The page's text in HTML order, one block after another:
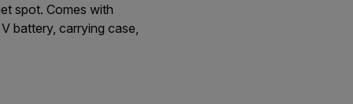
spot. Comes with
battery, carrying case,